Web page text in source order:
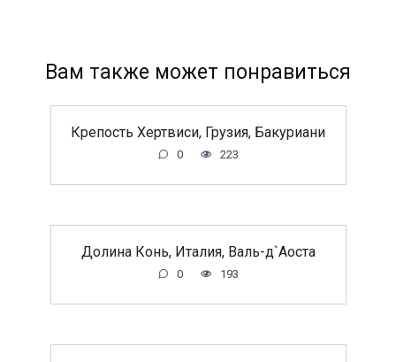
Вам также может понравиться
Крепость Хертвиси, Грузия, Бакуриани
0 223
Долина Конь, Италия, Валь-д`Аоста
0 193